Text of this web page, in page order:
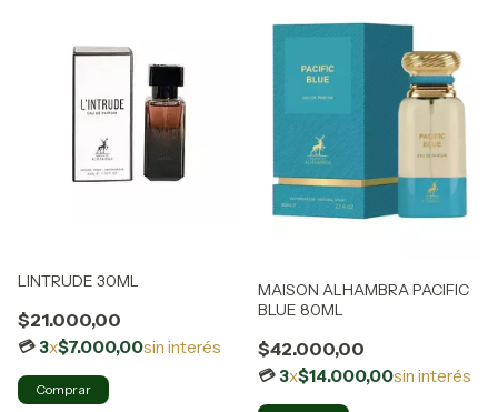
LINTRUDE 30ML
$21.000,00
3x$7.000,00sin interés
MAISON ALHAMBRA PACIFIC
BLUE 80ML
$42.000,00
3x$14.000,00sin interés